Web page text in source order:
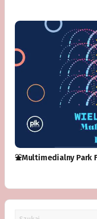
⛲️Multimedialny Park